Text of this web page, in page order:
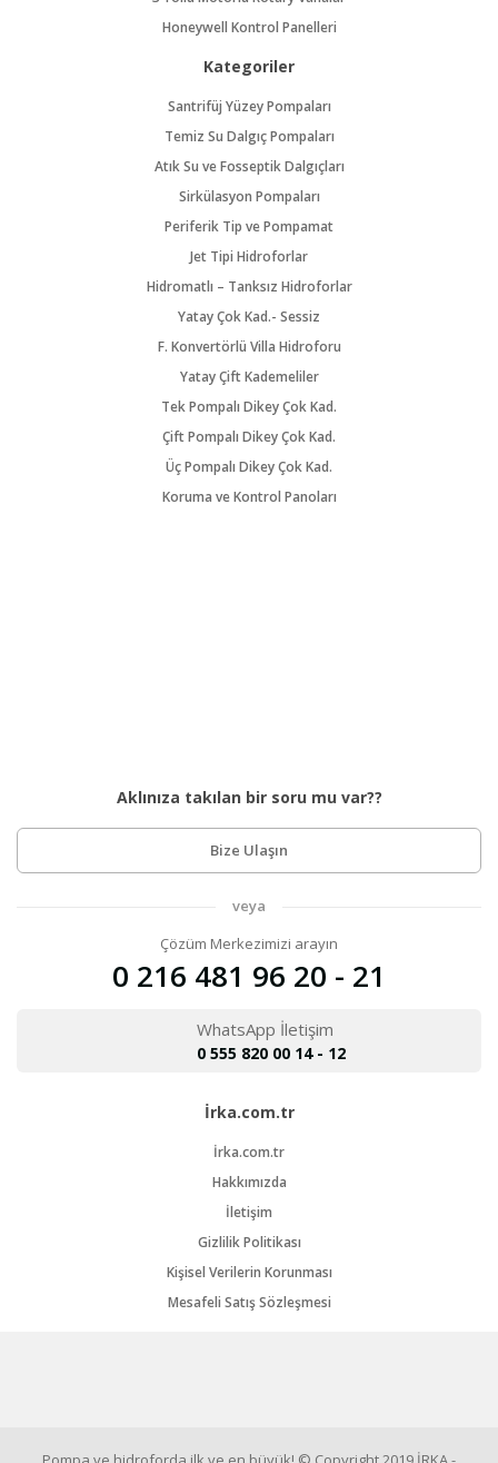
Honeywell Kontrol Panelleri
Kategoriler
Santrifüj Yüzey Pompaları
Temiz Su Dalgıç Pompaları
Atık Su ve Fosseptik Dalgıçları
Sirkülasyon Pompaları
Periferik Tip ve Pompamat
Jet Tipi Hidroforlar
Hidromatlı – Tanksız Hidroforlar
Yatay Çok Kad.- Sessiz
F. Konvertörlü Villa Hidroforu
Yatay Çift Kademeliler
Tek Pompalı Dikey Çok Kad.
Çift Pompalı Dikey Çok Kad.
Üç Pompalı Dikey Çok Kad.
Koruma ve Kontrol Panoları
Aklınıza takılan bir soru mu var??
Bize Ulaşın
veya
Çözüm Merkezimizi arayın
0 216 481 96 20 - 21
WhatsApp İletişim
0 555 820 00 14 - 12
İrka.com.tr
İrka.com.tr
Hakkımızda
İletişim
Gizlilik Politikası
Kişisel Verilerin Korunması
Mesafeli Satış Sözleşmesi